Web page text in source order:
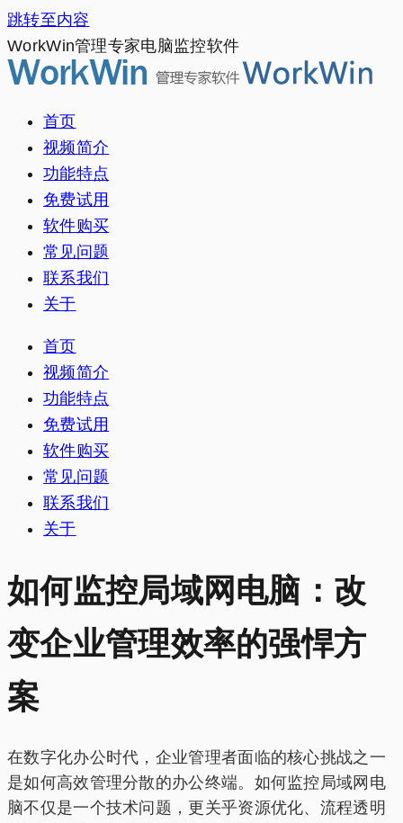
跳转至内容
WorkWin管理专家电脑监控软件
首页
视频简介
功能特点
免费试用
软件购买
常见问题
联系我们
关于
首页
视频简介
功能特点
免费试用
软件购买
常见问题
联系我们
关于
如何监控局域网电脑：改
变企业管理效率的强悍方
案
在数字化办公时代，企业管理者面临的核心挑战之一
是如何高效管理分散的办公终端。如何监控局域网电
脑不仅是一个技术问题，更关乎资源优化、流程透明